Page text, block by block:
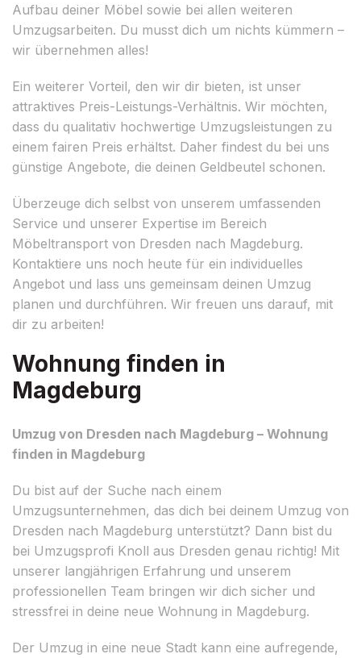
Aufbau deiner Möbel sowie bei allen weiteren
Umzugsarbeiten. Du musst dich um nichts kümmern –
wir übernehmen alles!
Ein weiterer Vorteil, den wir dir bieten, ist unser
attraktives Preis-Leistungs-Verhältnis. Wir möchten,
dass du qualitativ hochwertige Umzugsleistungen zu
einem fairen Preis erhältst. Daher findest du bei uns
günstige Angebote, die deinen Geldbeutel schonen.
Überzeuge dich selbst von unserem umfassenden
Service und unserer Expertise im Bereich
Möbeltransport von Dresden nach Magdeburg.
Kontaktiere uns noch heute für ein individuelles
Angebot und lass uns gemeinsam deinen Umzug
planen und durchführen. Wir freuen uns darauf, mit
dir zu arbeiten!
Wohnung finden in
Magdeburg
Umzug von Dresden nach Magdeburg – Wohnung
finden in Magdeburg
Du bist auf der Suche nach einem
Umzugsunternehmen, das dich bei deinem Umzug von
Dresden nach Magdeburg unterstützt? Dann bist du
bei Umzugsprofi Knoll aus Dresden genau richtig! Mit
unserer langjährigen Erfahrung und unserem
professionellen Team bringen wir dich sicher und
stressfrei in deine neue Wohnung in Magdeburg.
Der Umzug in eine neue Stadt kann eine aufregende,